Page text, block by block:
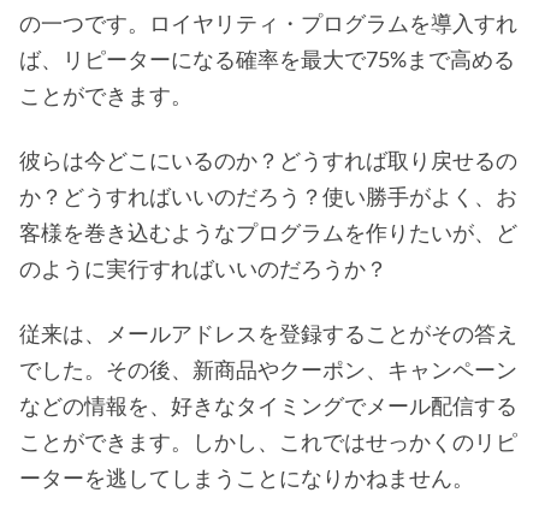
の一つです。ロイヤリティ・プログラムを導入すれ
ば、リピーターになる確率を最大で75%まで高める
ことができます。
彼らは今どこにいるのか？どうすれば取り戻せるの
か？どうすればいいのだろう？使い勝手がよく、お
客様を巻き込むようなプログラムを作りたいが、ど
のように実行すればいいのだろうか？
従来は、メールアドレスを登録することがその答え
でした。その後、新商品やクーポン、キャンペーン
などの情報を、好きなタイミングでメール配信する
ことができます。しかし、これではせっかくのリピ
ーターを逃してしまうことになりかねません。